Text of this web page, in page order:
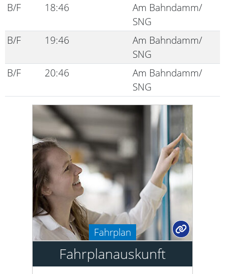
B/F
18:46
Am Bahndamm/
SNG
B/F
19:46
Am Bahndamm/
SNG
B/F
20:46
Am Bahndamm/
SNG
Fahrplan
Fahrplanauskunft